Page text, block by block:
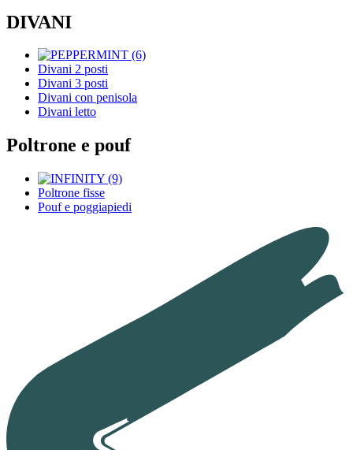
DIVANI
Divani 2 posti
Divani 3 posti
Divani con penisola
Divani letto
Poltrone e pouf
Poltrone fisse
Pouf e poggiapiedi